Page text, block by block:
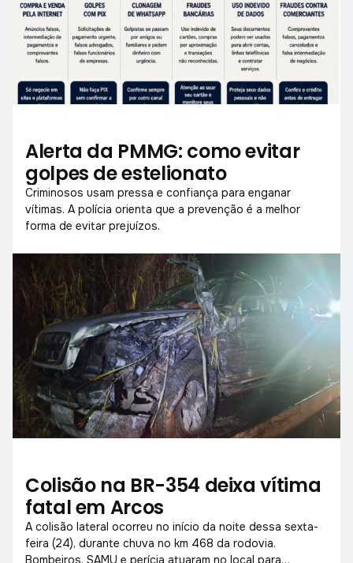
Alerta da PMMG: como evitar
golpes de estelionato
Criminosos usam pressa e confiança para enganar
vítimas. A polícia orienta que a prevenção é a melhor
forma de evitar prejuízos.
Colisão na BR-354 deixa vítima
fatal em Arcos
A colisão lateral ocorreu no início da noite dessa sexta-
feira (24), durante chuva no km 468 da rodovia.
Bombeiros, SAMU e perícia atuaram no local para